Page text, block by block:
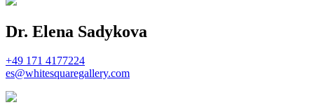
Dr. Elena Sadykova
+49 171 4177224
es@whitesquaregallery.com